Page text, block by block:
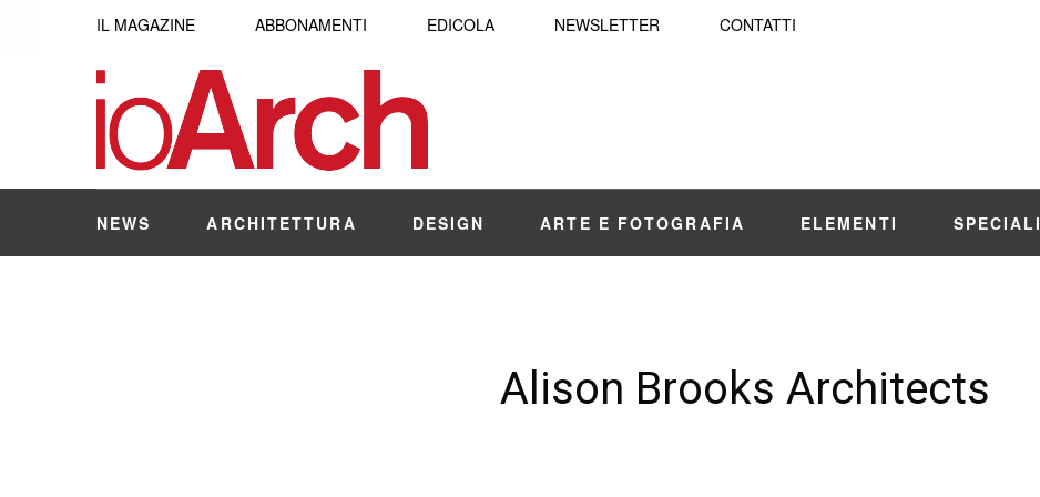
IL MAGAZINE ABBONAMENTI EDICOLA NEWSLETTER CONTATTI
NEWS ARCHITETTURA DESIGN ARTE E FOTOGRAFIA ELEMENTI SPECIALI
Alison Brooks Architects